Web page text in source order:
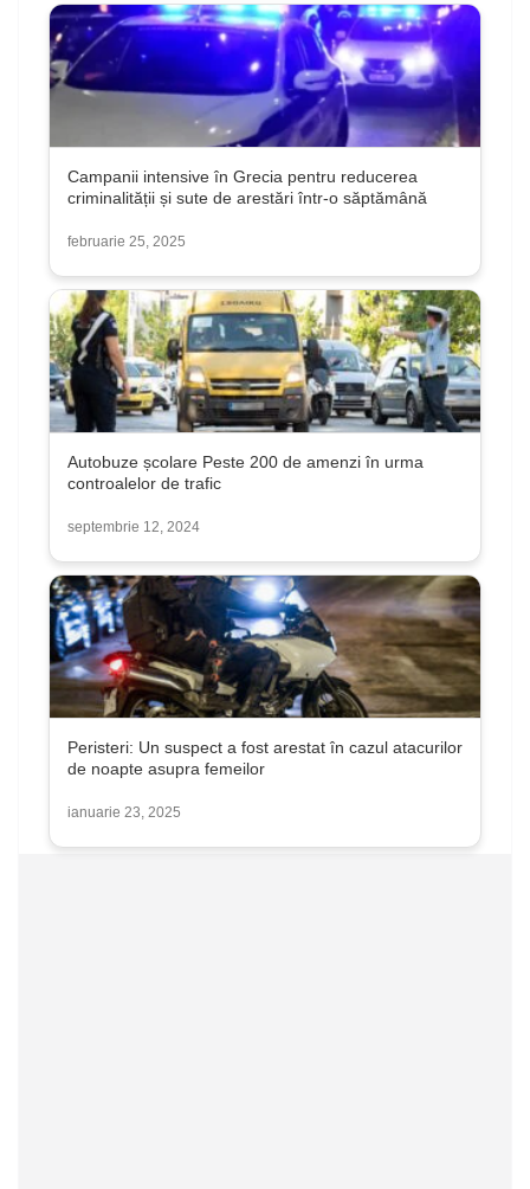
Campanii intensive în Grecia pentru reducerea
criminalității și sute de arestări într-o săptămână
februarie 25, 2025
Autobuze școlare Peste 200 de amenzi în urma
controalelor de trafic
septembrie 12, 2024
Peristeri: Un suspect a fost arestat în cazul atacurilor
de noapte asupra femeilor
ianuarie 23, 2025